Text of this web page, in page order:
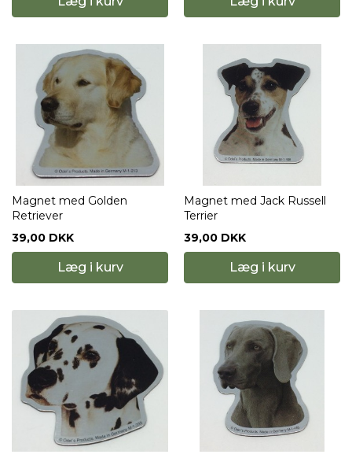
Magnet med Golden
Retriever
39,00 DKK
Læg i kurv
Magnet med Jack Russell
Terrier
39,00 DKK
Læg i kurv